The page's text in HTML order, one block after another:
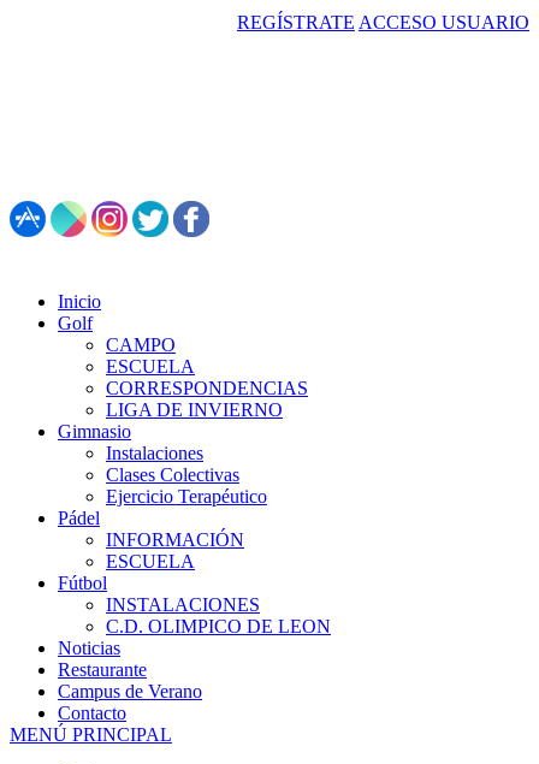
REGÍSTRATE ACCESO USUARIO
Inicio
Golf
CAMPO
ESCUELA
CORRESPONDENCIAS
LIGA DE INVIERNO
Gimnasio
Instalaciones
Clases Colectivas
Ejercicio Terapéutico
Pádel
INFORMACIÓN
ESCUELA
Fútbol
INSTALACIONES
C.D. OLIMPICO DE LEON
Noticias
Restaurante
Campus de Verano
Contacto
MENÚ PRINCIPAL